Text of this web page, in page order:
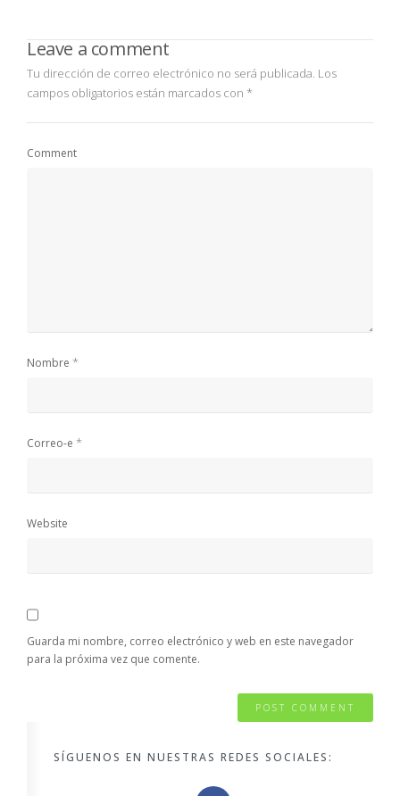
Leave a comment
Tu dirección de correo electrónico no será publicada. Los
campos obligatorios están marcados con *
Comment
Nombre *
Correo-e *
Website
Guarda mi nombre, correo electrónico y web en este navegador
para la próxima vez que comente.
SÍGUENOS EN NUESTRAS REDES SOCIALES: